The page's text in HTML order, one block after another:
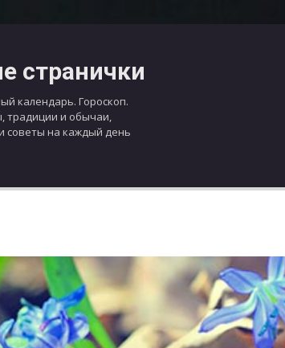
странички
календарь. Гороскоп.
традиции и обычаи,
советы на каждый день